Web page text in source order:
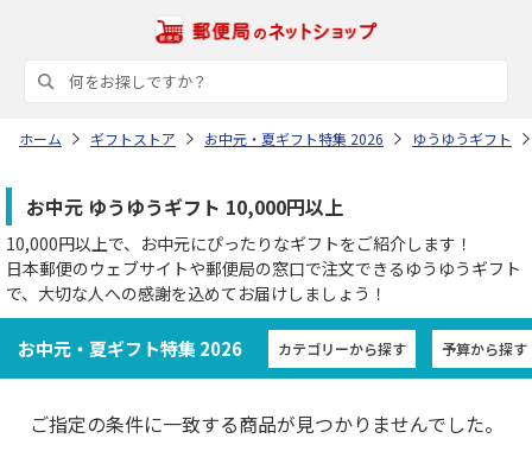
ホーム ギフトストア お中元・夏ギフト特集 2026 ゆうゆうギフト
お中元 ゆうゆうギフト 10,000円以上
10,000円以上で、お中元にぴったりなギフトをご紹介します！
日本郵便のウェブサイトや郵便局の窓口で注文できるゆうゆうギフト
で、大切な人への感謝を込めてお届けしましょう！
お中元・夏ギフト特集 2026 カテゴリーから探す 予算から探す
ご指定の条件に一致する商品が見つかりませんでした。